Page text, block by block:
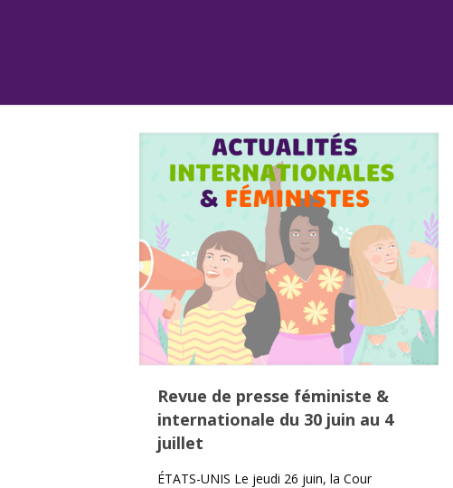
Revue de presse féministe &
internationale du 30 juin au 4
juillet
ÉTATS-UNIS Le jeudi 26 juin, la Cour